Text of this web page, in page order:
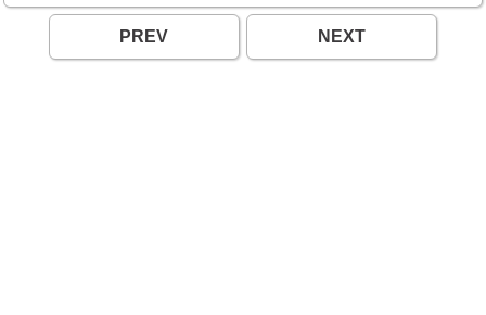
PREV NEXT